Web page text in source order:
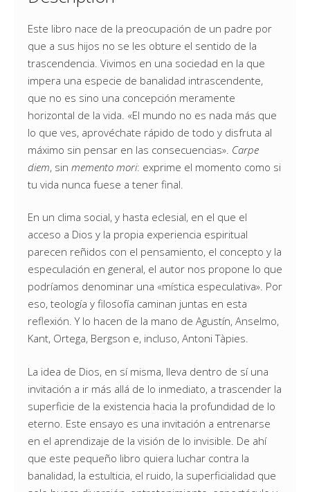
Este libro nace de la preocupación de un padre por
que a sus hijos no se les obture el sentido de la
trascendencia. Vivimos en una sociedad en la que
impera una especie de banalidad intrascendente,
que no es sino una concepción meramente
horizontal de la vida. «El mundo no es nada más que
lo que ves, aprovéchate rápido de todo y disfruta al
máximo sin pensar en las consecuencias». Carpe
diem, sin memento mori: exprime el momento como si
tu vida nunca fuese a tener final.
En un clima social, y hasta eclesial, en el que el
acceso a Dios y la propia experiencia espiritual
parecen reñidos con el pensamiento, el concepto y la
especulación en general, el autor nos propone lo que
podríamos denominar una «mística especulativa». Por
eso, teología y filosofía caminan juntas en esta
reflexión. Y lo hacen de la mano de Agustín, Anselmo,
Kant, Ortega, Bergson e, incluso, Antoni Tàpies.
La idea de Dios, en sí misma, lleva dentro de sí una
invitación a ir más allá de lo inmediato, a trascender la
superficie de la existencia hacia la profundidad de lo
eterno. Este ensayo es una invitación a entrenarse
en el aprendizaje de la visión de lo invisible. De ahí
que este pequeño libro quiera luchar contra la
banalidad, la estulticia, el ruido, la superficialidad que